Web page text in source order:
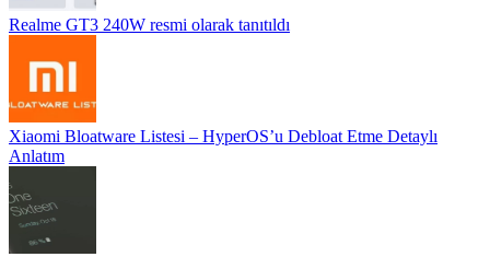
Realme GT3 240W resmi olarak tanıtıldı
Xiaomi Bloatware Listesi – HyperOS’u Debloat Etme Detaylı
Anlatım